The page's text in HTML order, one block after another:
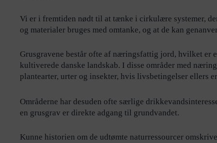
Vi er i fremtiden nødt til at tænke i cirkulære systemer,
og materialer bruges med omtanke, og at de kan
Grusgravene består ofte af næringsfattig jord, hvilket er
kultiverede danske landskab. I disse områder med
plantearter, urter og insekter, hvis livsbetingelser ellers
Områderne har desuden ofte særlige
en grusgrav er direkte adgang til grundvandet.
Kunne historien om de udtømte naturressourcer